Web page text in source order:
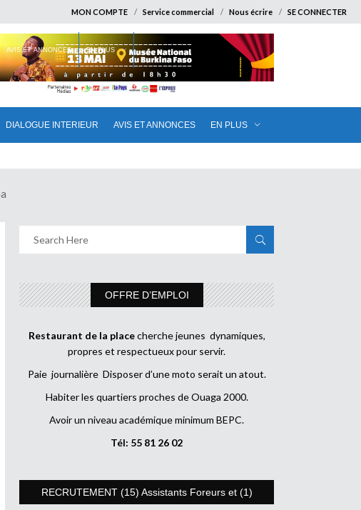
MON COMPTE Service commercial Nous écrire SE CONNECTER
DIALOGUE INTERIEUR AVIS ET ANNONCES EN PLUS
AVIS ET ANNONCES EN PLUS
OFFRE D’EMPLOI
Restaurant de la placecherche jeunes dynamiques,
propres et respectueux pour servir.
Paie journalière Disposer d’une moto serait un atout.
Habiter les quartiers proches de Ouaga 2000.
Avoir un niveau académique minimum BEPC.
Tél: 55 81 26 02
RECRUTEMENT (15) Assistants Foreurs et (1)